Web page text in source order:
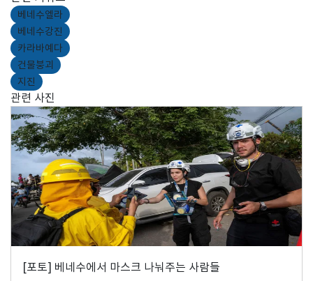
베네수엘라
베네수강진
카라바예다
건물붕괴
지진
관련 사진
[포토] 베네수에서 마스크 나눠주는 사람들